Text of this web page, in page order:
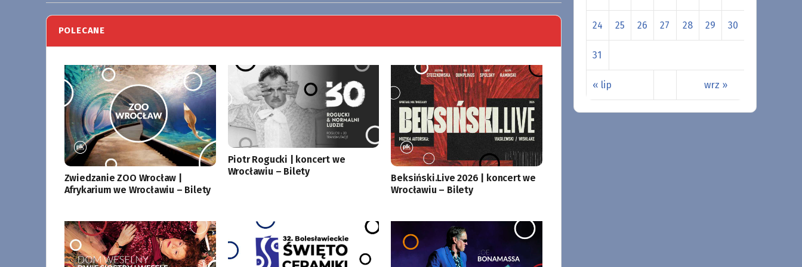
POLECANE
Zwiedzanie ZOO Wrocław |
Afrykarium we Wrocławiu – Bilety
Piotr Rogucki | koncert we
Wrocławiu – Bilety
Beksiński.Live 2026 | koncert we
Wrocławiu – Bilety
« lip wrz »
24 25 26 27 28 29 30
31